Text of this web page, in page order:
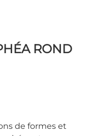
ROND
de formes et